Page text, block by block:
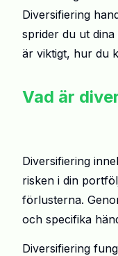
Diversifiering
sprider du ut
är viktigt, hur du
Vad är
Diversifiering
risken i din
förlusterna.
och specifika
Diversifiering